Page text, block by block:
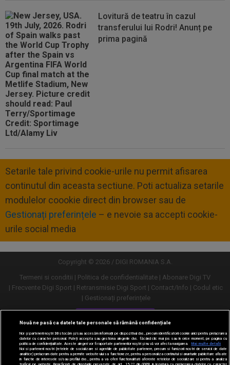
Lovitură de teatru în cazul
transferului lui Rodri! Anunț pe
prima pagină
Setarile tale privind cookie-urile nu permit afisarea
continutul din aceasta sectiune. Poti actualiza setarile
modulelor coookie direct din browser sau de
Gestionați preferințele – e nevoie sa accepti cookie-
urile social media
Copyright © 2026 / DIGI ROMANIA S.A.
Termeni si conditii
Politica de confidentialitate
Abonare Digi TV
Frecvente Digi Sport
Retransmisie Digi Sport Contact/Info
Codul etic
Gestionați preferințele
Versiune desktop
Nouă ne pasă ca datele tale personale să rămână confidențiale
Noi și partenerii noștri30stocăm și/sau accesăm informații pe dispozitivul dvs., precum identificatorii cookie unici pentru prelucrarea
datelor cu caracter personal. Puteți accepta sau gestiona alegerile dvs. făcând clic mai jos sau în orice moment, pe pagina cu
politica de confidențialitate. Aceste alegeri vor fi raportate partenerilor noștri și nu vă vor afecta navigarea.
Mai multe detalii
Noi si partenerii nostri (retelele de socializare si agentiile de publicitate partenere, precum si furnizorii nostri de servicii de date
analitice) prelucram date pentru a permite website-ului sa functioneze, pentru a personaliza continutul si anunturile publicitare afisate
in functie de interesele si/sau profilul dvs., pentru a va oferi functionalitati aferente retelelor de socializare si pentru a analiza